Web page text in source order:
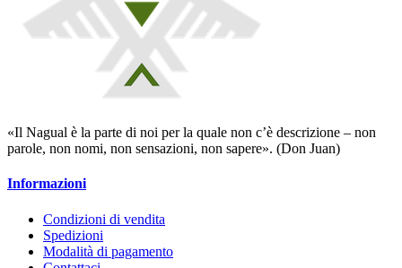
«Il Nagual è la parte di noi per la quale non c’è descrizione – non
parole, non nomi, non sensazioni, non sapere». (Don Juan)
Informazioni
Condizioni di vendita
Spedizioni
Modalità di pagamento